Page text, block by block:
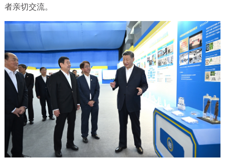
者亲切交流。